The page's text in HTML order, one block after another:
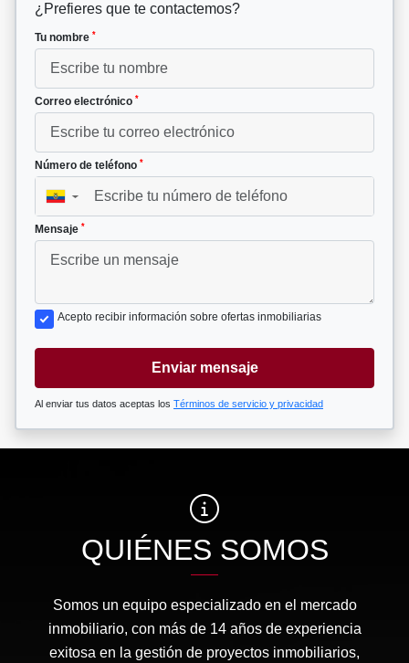
¿Prefieres que te contactemos?
Tu nombre *
Correo electrónico *
Número de teléfono *
▼
Mensaje *
Acepto recibir información sobre ofertas inmobiliarias
Enviar mensaje
Al enviar tus datos aceptas los Términos de servicio y privacidad
QUIÉNES SOMOS
Somos un equipo especializado en el mercado
inmobiliario, con más de 14 años de experiencia
exitosa en la gestión de proyectos inmobiliarios,